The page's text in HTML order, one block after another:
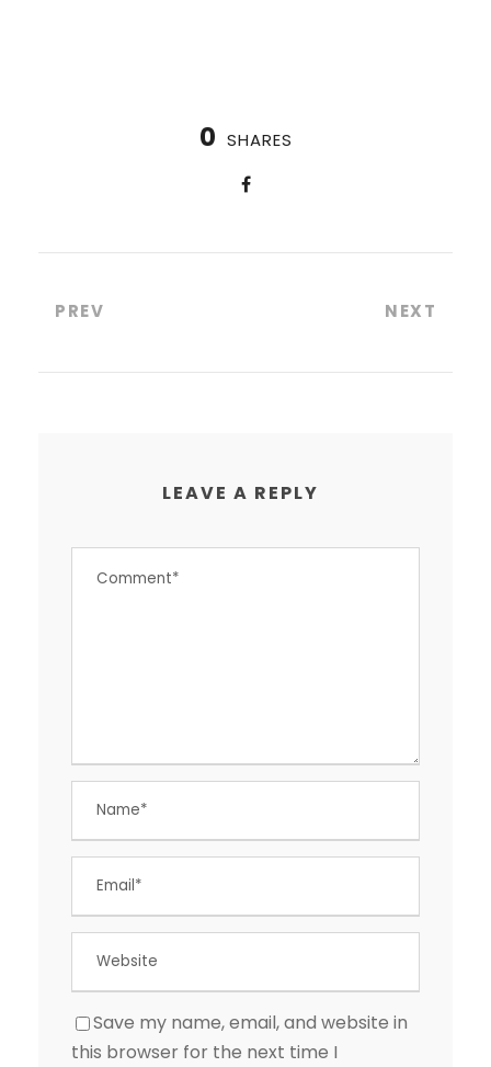
0 SHARES
PREV NEXT
LEAVE A REPLY
Save my name, email, and website in
this browser for the next time I